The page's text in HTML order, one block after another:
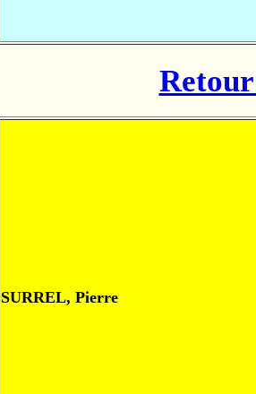
SURREL, Pierre